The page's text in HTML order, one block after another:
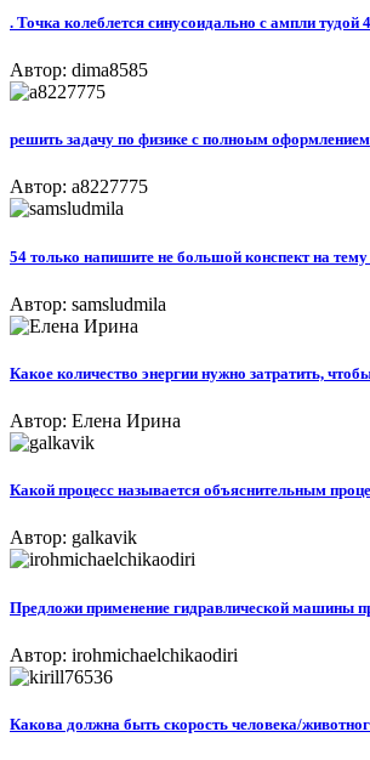
. Точка колеблется синусоидально с ампли
Автор: dima8585
решить задачу по физике с полноым
Автор: a8227775
54 только напишите не большой конспект на
Автор: samsludmila
Какое количество энергии нужно затратить,
Автор: Елена Ирина
Какой процесс называется объяснительным
Автор: galkavik
Предложи применение гидравлической машины
Автор: irohmichaelchikaodiri
Какова должна быть скорость человека/